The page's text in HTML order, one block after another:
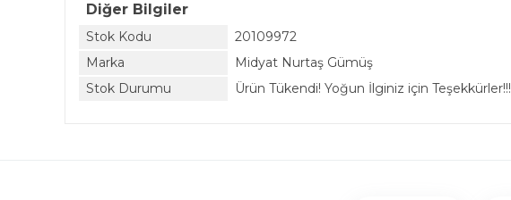
Diğer Bilgiler
Stok Kodu
20109972
Marka
Midyat Nurtaş Gümüş
Stok Durumu
Ürün Tükendi! Yoğun İlginiz için Teşekkürler!!!